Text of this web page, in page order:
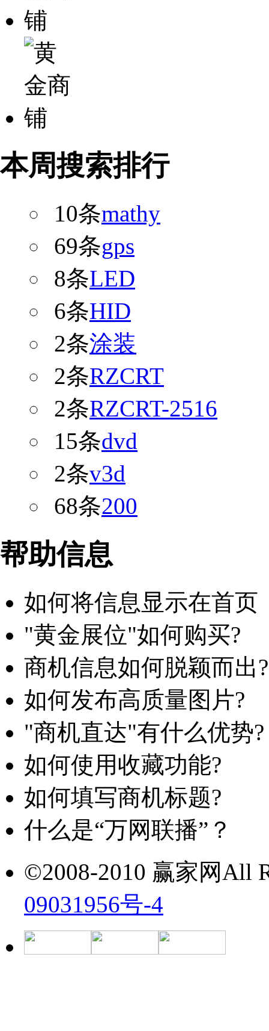
本周搜索排行
10条mathy
69条gps
8条LED
6条HID
2条涂装
2条RZCRT
2条RZCRT-2516
15条dvd
2条v3d
68条200
帮助信息
如何将信息显示在首页
"黄金展位"如何购买?
商机信息如何脱颖而出?
如何发布高质量图片?
"商机直达"有什么优势?
如何使用收藏功能?
如何填写商机标题?
什么是“万网联播”？
©2008-2010 赢家网All
09031956号-4